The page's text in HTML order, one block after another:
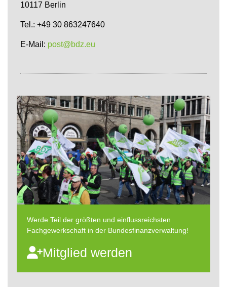
10117 Berlin
Tel.: +49 30 863247640
E-Mail: post@bdz.eu
Werde Teil der größten und einflussreichsten
Fachgewerkschaft in der Bundesfinanzverwaltung!
Mitglied werden